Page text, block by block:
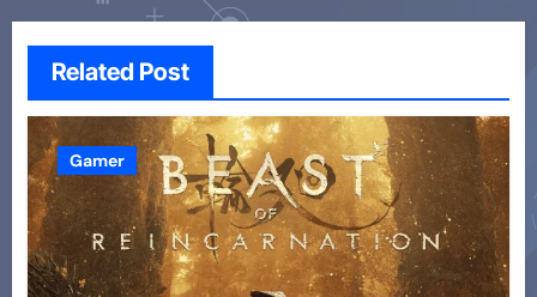
Related Post
Gamer